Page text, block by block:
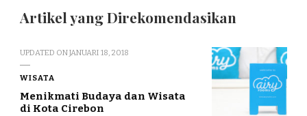
Artikel yang Direkomendasikan
UPDATED ONJANUARI 18, 2018
WISATA
Menikmati Budaya dan Wisata
di Kota Cirebon